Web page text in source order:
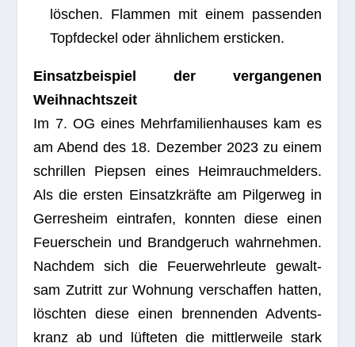
löschen. Flam­men mit einem pas­sen­den
Topf­de­ckel oder ähn­li­chem ersticken.
Ein­satz­bei­spiel der ver­gan­ge­nen
Weihnachtszeit
Im 7. OG eines Mehr­fa­mi­li­en­hau­ses kam es
am Abend des 18. Dezem­ber 2023 zu einem
schril­len Piep­sen eines Heim­rauch­mel­ders.
Als die ers­ten Ein­satz­kräfte am Pil­ger­weg in
Ger­res­heim ein­tra­fen, konn­ten diese einen
Feu­er­schein und Brand­ge­ruch wahr­neh­men.
Nach­dem sich die Feu­er­wehr­leute gewalt­
sam Zutritt zur Woh­nung ver­schaf­fen hat­ten,
lösch­ten diese einen bren­nen­den Advents­
kranz ab und lüf­te­ten die mitt­ler­weile stark